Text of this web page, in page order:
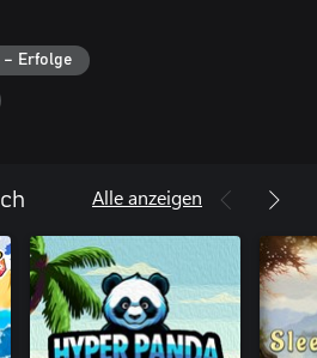
– Erfolge
Alle anzeigen